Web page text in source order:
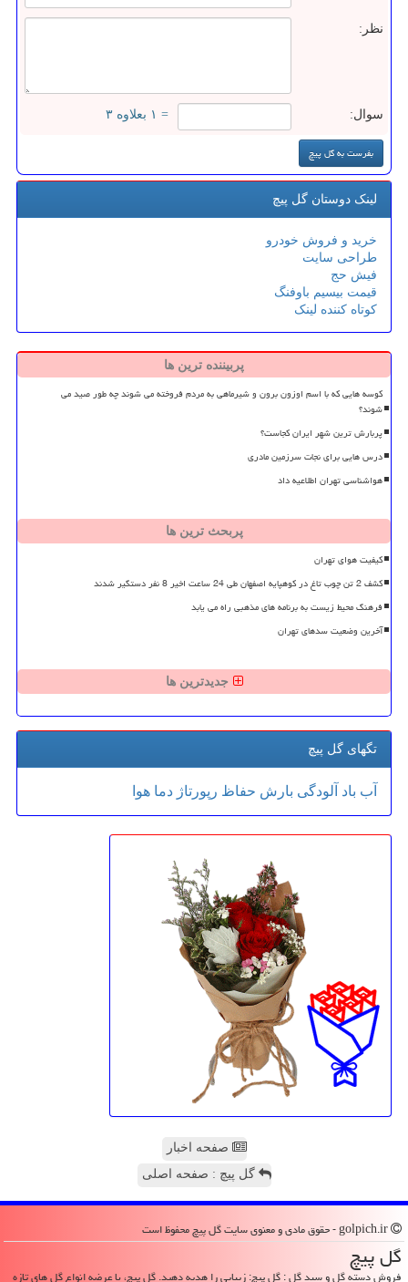
نظر:
سوال: = ۱ بعلاوه ۳
لینک دوستان گل پیچ
خرید و فروش خودرو
طراحی سایت
فیش حج
قیمت بیسیم باوفنگ
کوتاه کننده لینک
پربیننده ترین ها
کوسه هایی که با اسم اوزون برون و شیرماهی به مردم فروخته می شوند چه طور صید می
شوند؟
پربارش ترین شهر ایران کجاست؟
درس هایی برای نجات سرزمین مادری
هواشناسی تهران اطلاعیه داد
پربحث ترین ها
کیفیت هوای تهران
کشف 2 تن چوب تاغ در کوهپایه اصفهان طی 24 ساعت اخیر 8 نفر دستگیر شدند
فرهنگ محیط زیست به برنامه های مذهبی راه می یابد
آخرین وضعیت سدهای تهران
جدیدترین ها
تگهای گل پیچ
آب باد آلودگی بارش حفاظ رپورتاژ دما هوا
صفحه اخبار
گل پیچ : صفحه اصلی
گل پیچ
فروش دسته گل و سبد گل : گل پیچ: زیبایی را هدیه دهید. گل پیچ، با عرضه انواع گل های تازه